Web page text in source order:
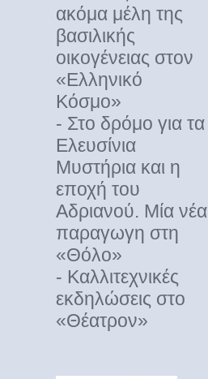
ακόμα μέλη της
βασιλικής
οικογένειας στον
«Ελληνικό
Κόσμο»
- Στο δρόμο για τα
Ελευσίνια
Μυστήρια και η
εποχή του
Αδριανού. Μία νέα
παραγωγη στη
«Θόλο»
- Καλλιτεχνικές
εκδηλώσεις στο
«Θέατρον»